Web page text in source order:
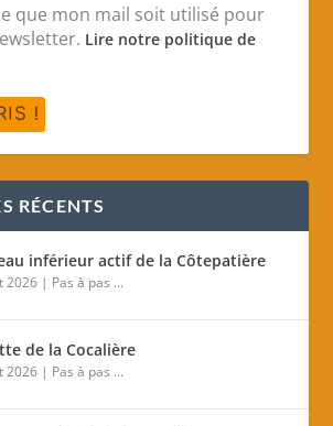
que mon mail soit utilisé pour
Lire notre politique de
RÉCENTS
inférieur actif de la Côtepatière
2026 | Pas à pas ...
de la Cocalière
2026 | Pas à pas ...